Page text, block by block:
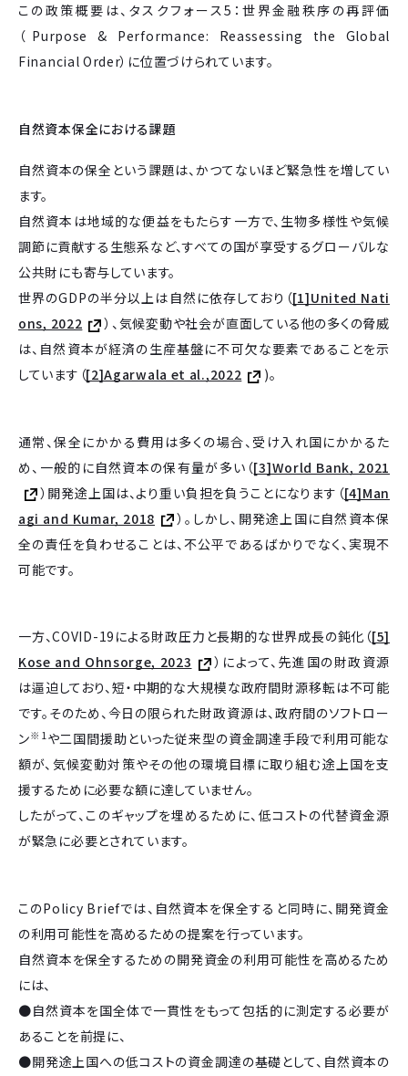
この政策概要は、タスクフォース5：世界金融秩序の再評価
（Purpose & Performance: Reassessing the Global
Financial Order）に位置づけられています。
自然資本保全における課題
自然資本の保全という課題は、かつてないほど緊急性を増してい
ます。
自然資本は地域的な便益をもたらす一方で、生物多様性や気候
調節に貢献する生態系など、すべての国が享受するグローバルな
公共財にも寄与しています。
世界のGDPの半分以上は自然に依存しており（[1]United Nati
ons, 2022
）、気候変動や社会が直面している他の多くの脅威
は、自然資本が経済の生産基盤に不可欠な要素であることを示
しています（[2]Agarwala et al.,2022 )。
通常、保全にかかる費用は多くの場合、受け入れ国にかかるた
め、一般的に自然資本の保有量が多い（[3]World Bank, 2021
）開発途上国は、より重い負担を負うことになります（[4]Man
agi and Kumar, 2018
）。しかし、開発途上国に自然資本保
全の責任を負わせることは、不公平であるばかりでなく、実現不
可能です。
一方、COVID-19による財政圧力と長期的な世界成長の鈍化（[5]
Kose and Ohnsorge, 2023
）によって、先進国の財政資源
は逼迫しており、短・中期的な大規模な政府間財源移転は不可能
です。そのため、今日の限られた財政資源は、政府間のソフトロー
ン※1や二国間援助といった従来型の資金調達手段で利用可能な
額が、気候変動対策やその他の環境目標に取り組む途上国を支
援するために必要な額に達していません。
したがって、このギャップを埋めるために、低コストの代替資金源
が緊急に必要とされています。
このPolicy Briefでは、自然資本を保全すると同時に、開発資金
の利用可能性を高めるための提案を行っています。
自然資本を保全するための開発資金の利用可能性を高めるため
には、
●自然資本を国全体で一貫性をもって包括的に測定する必要が
あることを前提に、
●開発途上国への低コストの資金調達の基礎として、自然資本の